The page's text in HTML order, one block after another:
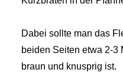
Dabei sollte man das
beiden Seiten etwa 2-3
braun und knusprig ist.